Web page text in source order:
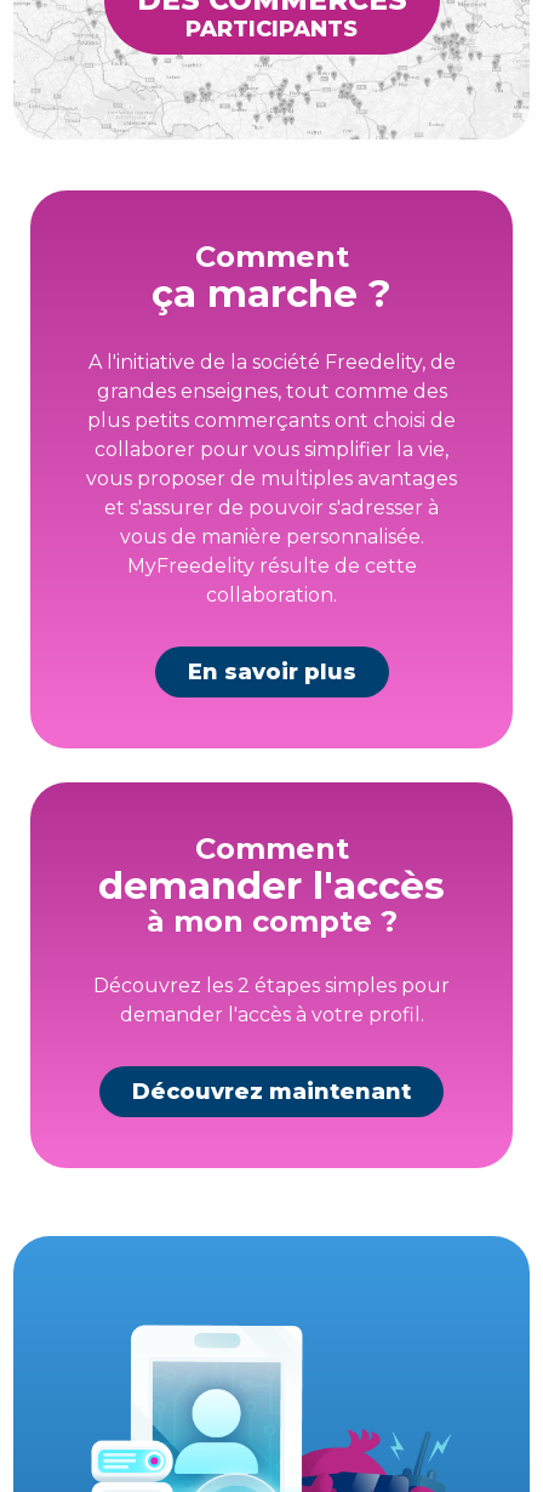
PARTICIPANTS
Comment
ça marche ?
A l'initiative de la société Freedelity, de
grandes enseignes, tout comme des
plus petits commerçants ont choisi de
collaborer pour vous simplifier la vie,
vous proposer de multiples avantages
et s'assurer de pouvoir s'adresser à
vous de manière personnalisée.
MyFreedelity résulte de cette
collaboration.
En savoir plus
Comment
demander l'accès
à mon compte ?
Découvrez les 2 étapes simples pour
demander l'accès à votre profil.
Découvrez maintenant